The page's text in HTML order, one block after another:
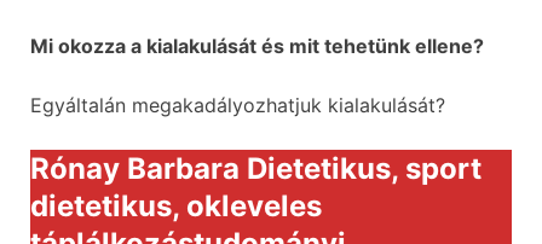
Mi okozza a kialakulását és mit tehetünk ellene?
Egyáltalán megakadályozhatjuk kialakulását?
Rónay Barbara Dietetikus, sport
dietetikus, okleveles